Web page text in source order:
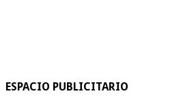
ESPACIO PUBLICITARIO